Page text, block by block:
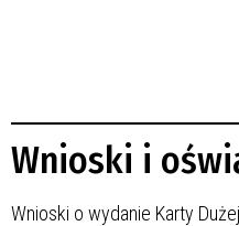
Wnioski i
Wnioski o wydanie Karty